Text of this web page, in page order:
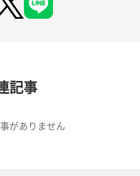
記事
がありません